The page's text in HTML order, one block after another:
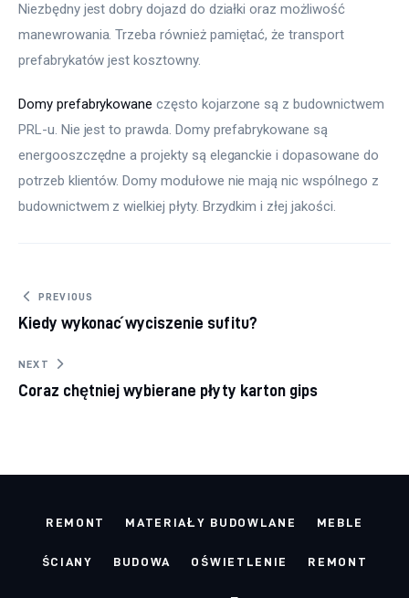
Niezbędny jest dobry dojazd do działki oraz możliwość
manewrowania. Trzeba również pamiętać, że transport
prefabrykatów jest kosztowny.
Domy prefabrykowane często kojarzone są z budownictwem
PRL-u. Nie jest to prawda. Domy prefabrykowane są
energooszczędne a projekty są eleganckie i dopasowane do
potrzeb klientów. Domy modułowe nie mają nic wspólnego z
budownictwem z wielkiej płyty. Brzydkim i złej jakości.
Nawigacja
wpisu
PREVIOUS
Kiedy wykonać wyciszenie sufitu?
NEXT
Coraz chętniej wybierane płyty karton gips
REMONT MATERIAŁY BUDOWLANE MEBLE
ŚCIANY BUDOWA OŚWIETLENIE REMONT